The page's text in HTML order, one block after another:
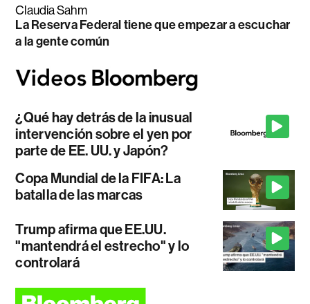
Claudia Sahm
La Reserva Federal tiene que empezar a escuchar
a la gente común
¿Qué hay detrás de la inusual
intervención sobre el yen por
parte de EE. UU. y Japón?
Copa Mundial de la FIFA: La
batalla de las marcas
Trump afirma que EE.UU.
"mantendrá el estrecho" y lo
controlará